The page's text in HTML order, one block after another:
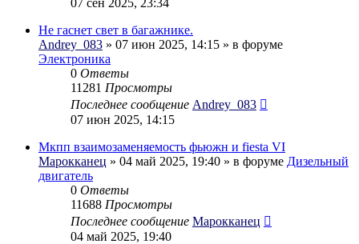
Не гаснет свет в багажнике.
Andrey_083 » 07 июн 2025, 14:15 » в форуме
Электроника
0 Ответы
11281 Просмотры
Последнее сообщение Andrey_083
07 июн 2025, 14:15
Мкпп взаимозаменяемость фьюжн и fiesta VI
Марокканец » 04 май 2025, 19:40 » в форуме Дизельный
двигатель
0 Ответы
11688 Просмотры
Последнее сообщение Марокканец
04 май 2025, 19:40